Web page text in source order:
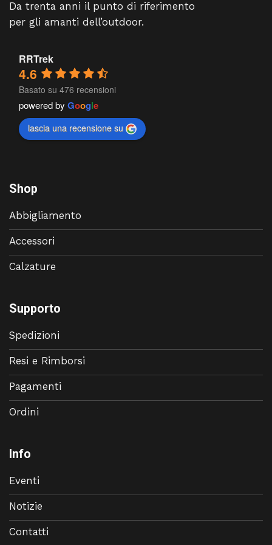
Da trenta anni il punto di riferimento
per gli amanti dell’outdoor.
RRTrek
4.6
Basato su 476 recensioni
powered by Google
lascia una recensione su
Shop
Abbigliamento
Accessori
Calzature
Supporto
Spedizioni
Resi e Rimborsi
Pagamenti
Ordini
Info
Eventi
Notizie
Contatti